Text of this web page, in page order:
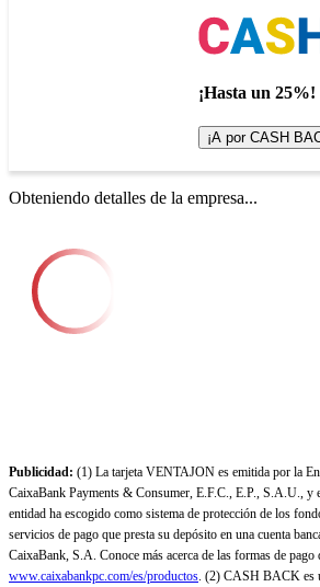
¡Hasta un 25%!
¡A por CASH
Obteniendo detalles de la empresa...
Publicidad: (1) La tarjeta VENTAJON es emitida por la
CaixaBank Payments & Consumer, E.F.C., E.P., S.A.U., y
entidad ha escogido como sistema de protección de los
servicios de pago que presta su depósito en una cuenta
CaixaBank, S.A. Conoce más acerca de las formas de pago
www.caixabankpc.com/es/productos. (2) CASH BACK es